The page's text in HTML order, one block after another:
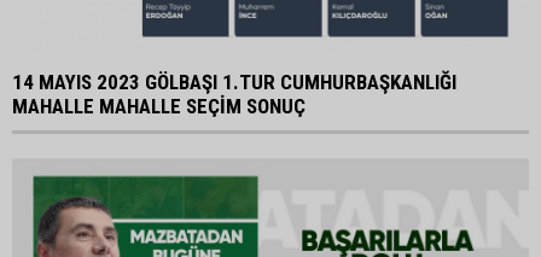
14 MAYIS 2023 GÖLBAŞI 1.TUR CUMHURBAŞKANLIĞI
MAHALLE MAHALLE SEÇİM SONUÇ